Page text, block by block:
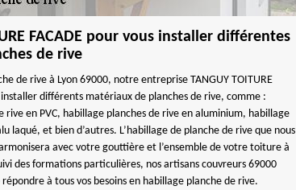
FACADE pour vous installer différentes
de rive
de rive à Lyon 69000, notre entreprise TANGUY TOITURE
installer différents matériaux de planches de rive, comme :
rive en PVC, habillage planches de rive en aluminium, habillage
laqué, et bien d’autres. L’habillage de planche de rive que nous
avec votre gouttière et l’ensemble de votre toiture à
des formations particulières, nos artisans couvreurs 69000
à tous vos besoins en habillage planche de rive.